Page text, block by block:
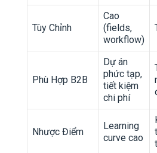
Tùy Chỉnh
Cao
(fields,
workflow)
Phù Hợp B2B
Dự án
phức tạp,
tiết kiệm
chi phí
Nhược Điểm
Learning
curve cao